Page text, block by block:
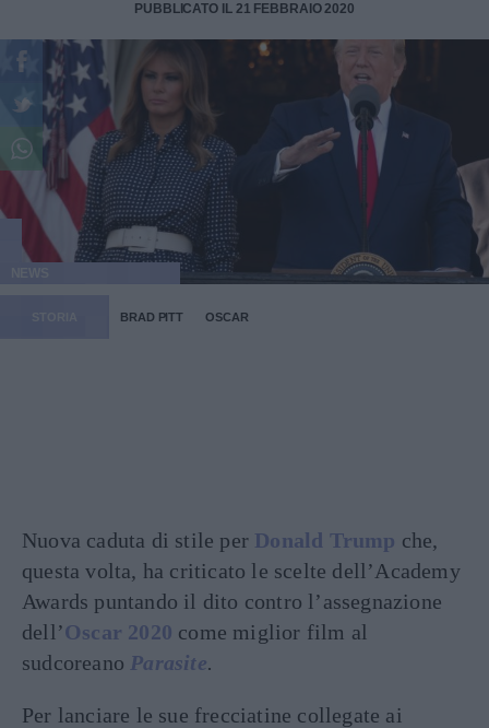
PUBBLICATO IL 21 FEBBRAIO 2020
BRAD PITT OSCAR
Nuova caduta di stile per Donald Trump che,
questa volta, ha criticato le scelte dell’Academy
Awards puntando il dito contro l’assegnazione
dell’Oscar 2020 come miglior film al
sudcoreano Parasite.
Per lanciare le sue frecciatine collegate ai